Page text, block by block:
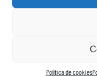
Política de cookies
Grupos de